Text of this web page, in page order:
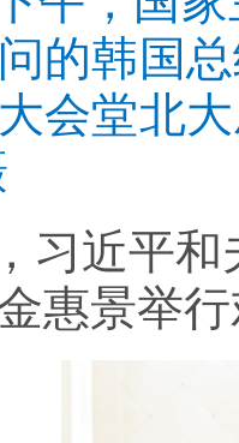
的韩国
会堂北
习近平
惠景举